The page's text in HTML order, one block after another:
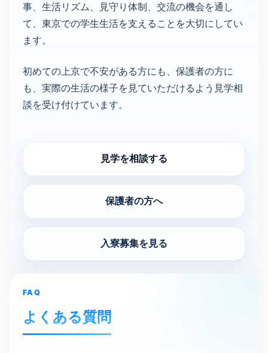
事、生活リズム、見守り体制、交流の機会を通し
て、東京での学生生活を支えることを大切にしてい
ます。
初めての上京で不安がある方にも、保護者の方に
も、実際の生活の様子を見ていただけるよう見学相
談を受け付けています。
見学を相談する
保護者の方へ
入寮募集を見る
FAQ
よく​ある​質問